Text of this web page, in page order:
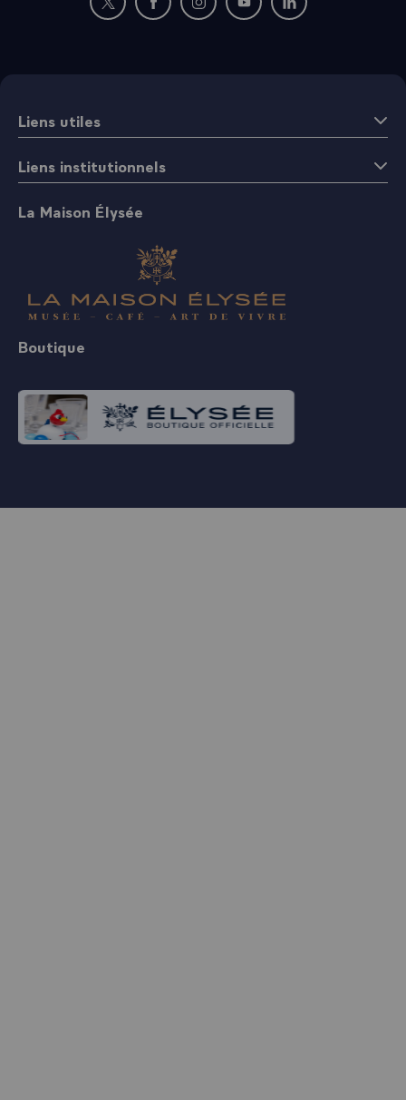
Nouvelle fenêtre : rejoignez-nous sur Twitter
Nouvelle fenêtre : rejoignez-nous sur
Nouvelle fenêtre : rejoignez-nous
Nouvelle fenêtre :
Nouvelle fenêtre :
Liens utiles
Liens institutionnels
La Maison Élysée
Boutique